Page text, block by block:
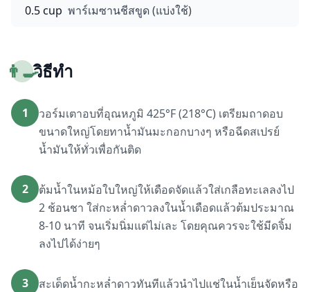
0.5 cup พาร์เมซานชีสขูด (แบ่งใช้)
👨‍🍳วิธีทำ
1
วอร์มเตาอบที่อุณหภูมิ 425°F (218°C) เตรียมถาดอบ
ขนาดใหญ่โดยทาน้ำมันมะกอกบางๆ หรือฉีดสเปรย์
น้ำมันให้ทั่วเพื่อกันติด
2
ต้มน้ำในหม้อใบใหญ่ให้เดือดจัดแล้วใส่เกลือทะเลลงไป
2 ช้อนชา ใส่กะหล่ำดาวลงในน้ำเดือดแล้วต้มประมาณ
8-10 นาที จนเริ่มนิ่มแต่ไม่เละ โดยคุณควรจะใช้มีดจิ้ม
ลงไปได้ง่ายๆ
3
สะเด็ดน้ำกะหล่ำดาวทันทีแล้วนำไปแช่ในน้ำเย็นจัดหรือ